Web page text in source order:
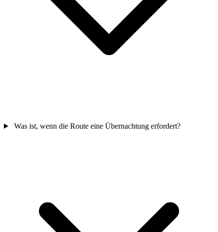
Was ist, wenn die Route eine Übernachtung erfordert?